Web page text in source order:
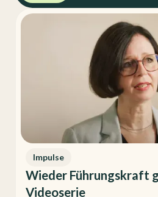
Impulse
Wieder Führungskraft
Videoserie